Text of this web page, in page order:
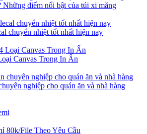
điểm nổi bật của túi xi măng
chuyển nhiệt tốt nhất hiện nay
Canvas Trong In Ấn
nghiệp cho quán ăn và nhà hàng